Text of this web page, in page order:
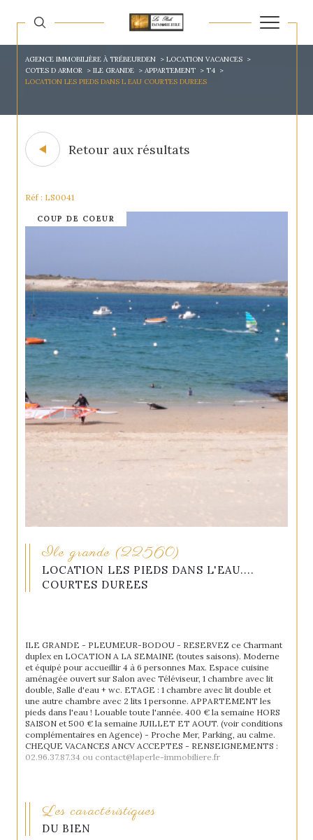
AGENCE IMMOBILIÈRE À TRÉBEURDEN
LOCATION VACANCES
COTES D ARMOR
ILE GRANDE APPARTEMENT
T4
LOCATION LES PIEDS DANS L EAU COURTES DUREES
Retour aux résultats
Réf : LS0041
COUP DE COEUR
Ile grande (22560)
LOCATION LES PIEDS DANS L'EAU....
COURTES DUREES
ILE GRANDE - PLEUMEUR-BODOU - RESERVEZ ce Charmant
duplex en LOCATION A LA SEMAINE (toutes saisons). Moderne
et équipé pour accueillir 4 à 6 personnes Max. Espace cuisine
aménagée ouvert sur Salon avec Téléviseur, 1 chambre avec lit
double, Salle d'eau + wc. ETAGE : 1 chambre avec lit double et
une autre chambre avec 2 lits 1 personne. APPARTEMENT les
pieds dans l'eau ! Louable toute l'année. 400 € la semaine HORS
SAISON et 500 € la semaine JUILLET ET AOUT. (voir conditions
complémentaires en Agence) - Proche Mer, Parking, au calme.
CHEQUE VACANCES ANCV ACCEPTES - RENSEIGNEMENTS :
02.96.37.87.34 ou contact@laperle-immobiliere.fr
Les caractéristiques
DU BIEN